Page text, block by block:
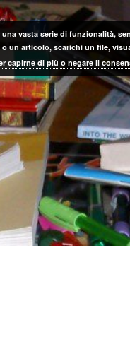
vasta serie di funzionalità,
un articolo, scarichi un file,
capirne di più o negare il